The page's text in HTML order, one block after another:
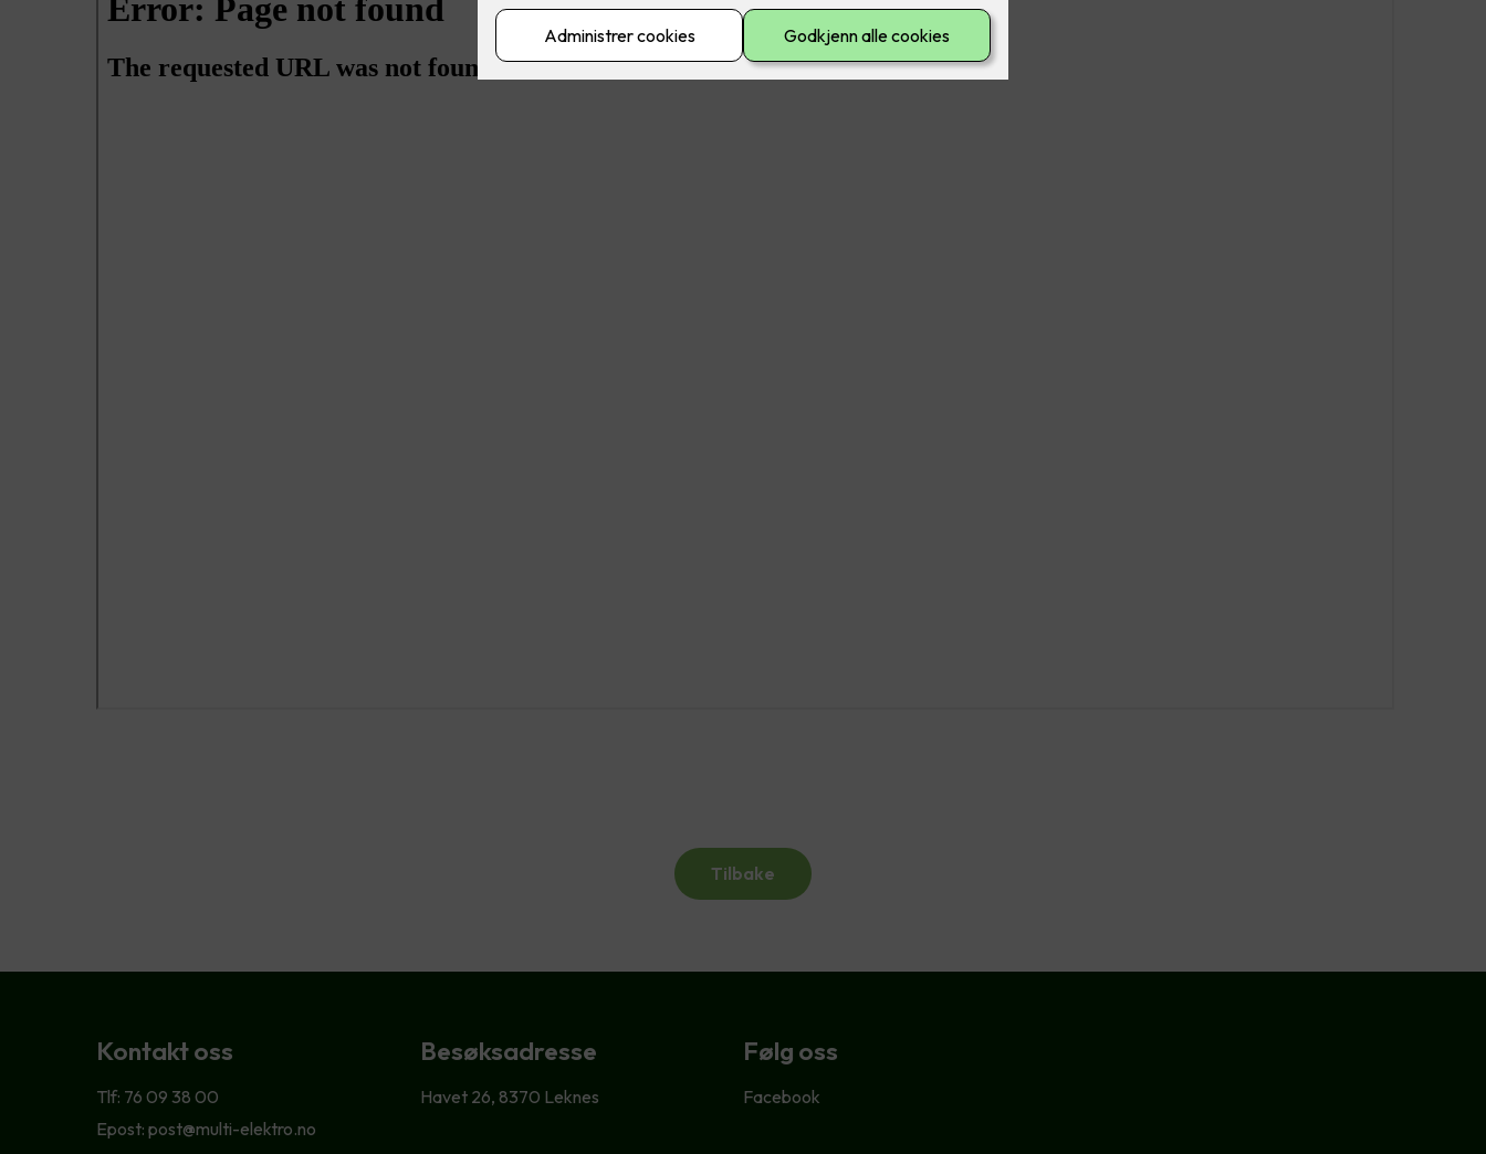
Tilbake
Kontakt oss
Tlf: 76 09 38 00
Epost: post@multi-elektro.no
Besøksadresse
Havet 26, 8370 Leknes
Følg oss
Facebook